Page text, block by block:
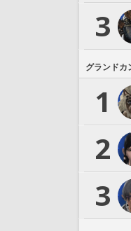
3
グランドカ
1
2
3